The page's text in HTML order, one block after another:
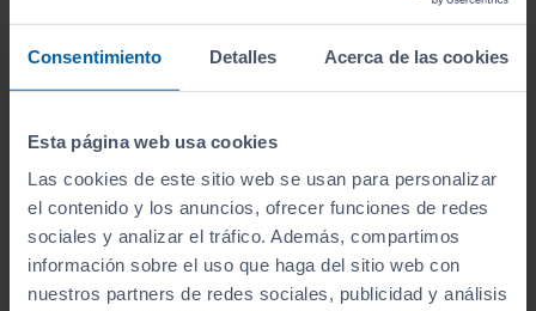
Consentimiento Detalles Acerca de las cookies
Esta página web usa cookies
Las cookies de este sitio web se usan para personalizar
el contenido y los anuncios, ofrecer funciones de redes
sociales y analizar el tráfico. Además, compartimos
información sobre el uso que haga del sitio web con
nuestros partners de redes sociales, publicidad y análisis